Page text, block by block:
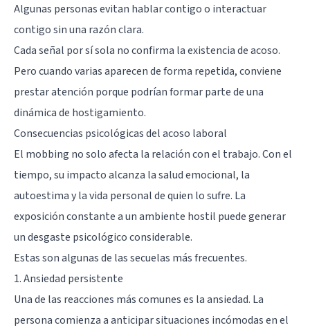
Algunas personas evitan hablar contigo o interactuar
contigo sin una razón clara.
Cada señal por sí sola no confirma la existencia de acoso.
Pero cuando varias aparecen de forma repetida, conviene
prestar atención porque podrían formar parte de una
dinámica de hostigamiento.
Consecuencias psicológicas del acoso laboral
El mobbing no solo afecta la relación con el trabajo. Con el
tiempo, su impacto alcanza la salud emocional, la
autoestima y la vida personal de quien lo sufre. La
exposición constante a un ambiente hostil puede generar
un desgaste psicológico considerable.
Estas son algunas de las secuelas más frecuentes.
1. Ansiedad persistente
Una de las reacciones más comunes es la ansiedad. La
persona comienza a anticipar situaciones incómodas en el